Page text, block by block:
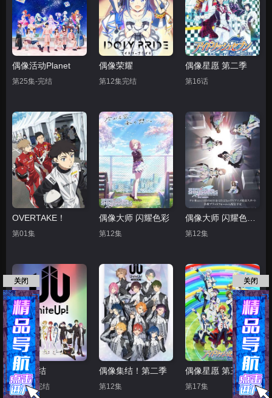
偶像活动Planet
第25集-完结
偶像荣耀
第12集完结
偶像星愿 第二季
第16话
OVERTAKE！
第01集
偶像大师 闪耀色彩
第12集
偶像大师 闪耀色彩 第二季
第12集
偶像集结
第12集完结
偶像集结！第二季
第12集
偶像星愿 第三季
第17集
关闭 关闭